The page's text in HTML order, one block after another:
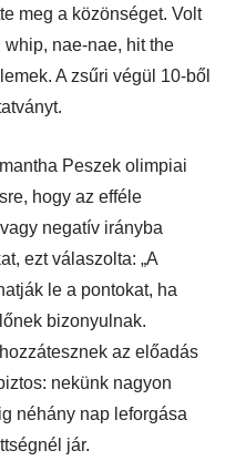
meg a közönséget. Volt
nae-nae, hit the
A zsűri végül 10-ből
Peszek olimpiai
hogy az efféle
negatív irányba
ezt válaszolta: „A
le a pontokat, ha
bizonyulnak.
az előadás
nekünk nagyon
néhány nap leforgása
jár.